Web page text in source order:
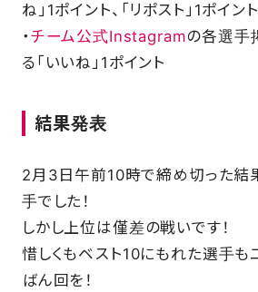
ね」1ポイント、「リポスト」1ポイント
・ チーム公式Instagramの各選手
る「いいね」1ポイント
結果発表
2月3日午前10時で締め切った結
手でした！
しかし上位は僅差の戦いです！
惜しくもベスト10にもれた選手
ばん回を！